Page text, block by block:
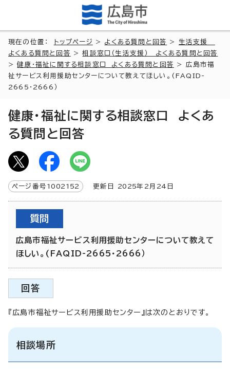
現在の位置： トップページ > よくある質問と回答 > 生活支援
よくある質問と回答
>相談窓口（生活支援） よくある質問と回答
>健康・福祉に関する相談窓口 よくある質問と回答
> 広島市福
祉サービス利用援助センターについて教えてほしい。(FAQID-
2665・2666）
健康・福祉に関する相談窓口 よくあ
る質問と回答
ページ番号 1002152 更新日 2025年2月 24 日
質問
広島市福祉サービス利用援助センターについて教えて
ほしい。(FAQID-2665・2666）
回答
『広島市福祉サービス利用援助センター』は次のとおりです。
相談場所